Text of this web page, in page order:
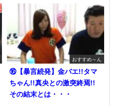
おすすめ～ん
⑯【暴言続発】金バエ!!タマ
ちゃん!!真央との激突終焉!!
その結末とは・・・